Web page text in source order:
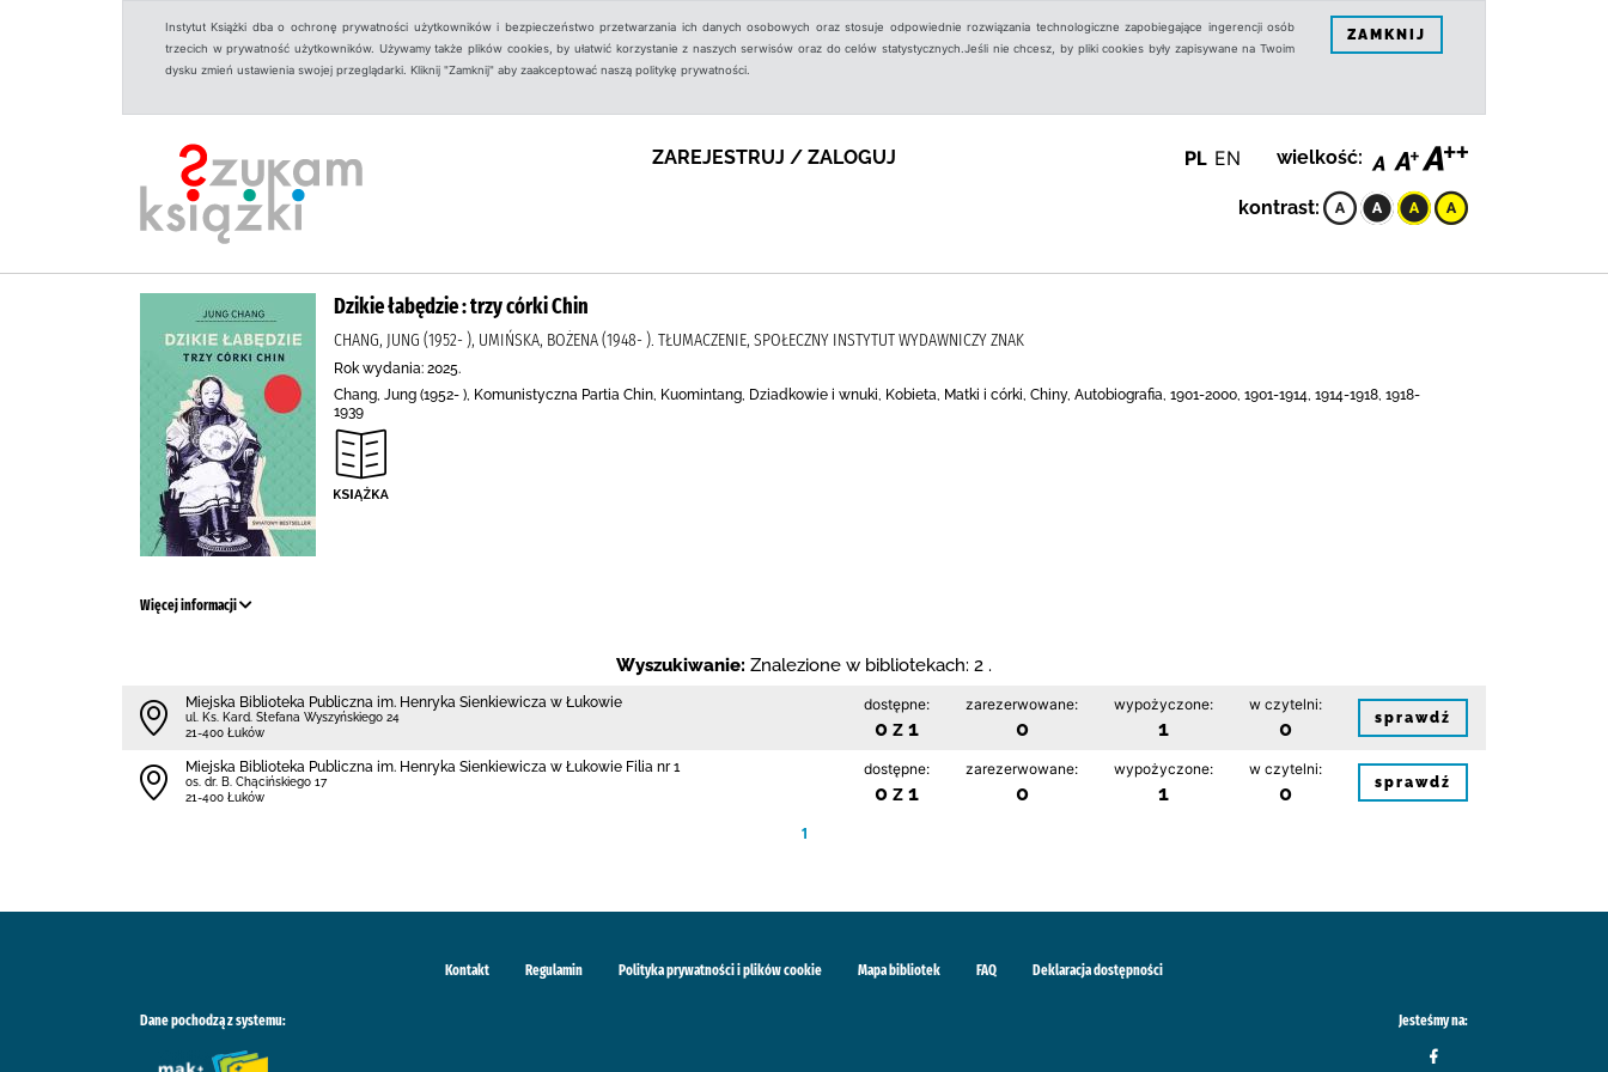
Instytut Książki dba o ochronę prywatności użytkowników i bezpieczeństwo przetwarzania ich danych osobowych oraz stosuje odpowiednie rozwiązania technologiczne zapobiegające ingerencji osób
trzecich w prywatność użytkowników. Używamy także plików cookies, by ułatwić korzystanie z naszych serwisów oraz do celów statystycznych.Jeśli nie chcesz, by pliki cookies były zapisywane na Twoim
dysku zmień ustawienia swojej przeglądarki. Kliknij "Zamknij" aby zaakceptować naszą politykę prywatności.
ZAMKNIJ
ZAREJESTRUJ / ZALOGUJ PL EN wielkość:
kontrast:
Dzikie łabędzie : trzy córki Chin
CHANG, JUNG (1952- ), UMIŃSKA, BOŻENA (1948- ). TŁUMACZENIE, SPOŁECZNY INSTYTUT WYDAWNICZY ZNAK
Rok wydania: 2025.
Chang, Jung (1952- ), Komunistyczna Partia Chin, Kuomintang, Dziadkowie i wnuki, Kobieta, Matki i córki, Chiny, Autobiografia, 1901-2000, 1901-1914, 1914-1918, 1918-
1939
Więcej informacji
Wyszukiwanie: Znalezione w bibliotekach: 2 .
Miejska Biblioteka Publiczna im. Henryka Sienkiewicza w Łukowie
ul. Ks. Kard. Stefana Wyszyńskiego 24
21-400 Łuków
dostępne:
0 z 1
zarezerwowane:
0
wypożyczone:
1
w czytelni:
0 sprawdź
Miejska Biblioteka Publiczna im. Henryka Sienkiewicza w Łukowie Filia nr 1
os. dr. B. Chącińskiego 17
21-400 Łuków
dostępne:
0 z 1
zarezerwowane:
0
wypożyczone:
1
w czytelni:
0 sprawdź
1
Kontakt Regulamin Polityka prywatności i plików cookie Mapa bibliotek FAQ Deklaracja dostępności
Dane pochodzą z systemu: Jesteśmy na: